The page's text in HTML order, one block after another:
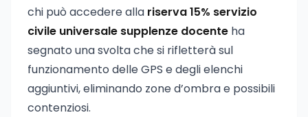
chi può accedere alla riserva 15% servizio
civile universale supplenze docente ha
segnato una svolta che si rifletterà sul
funzionamento delle GPS e degli elenchi
aggiuntivi, eliminando zone d’ombra e possibili
contenziosi.